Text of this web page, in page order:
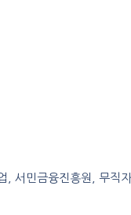
, 서민금융진흥원, 무직